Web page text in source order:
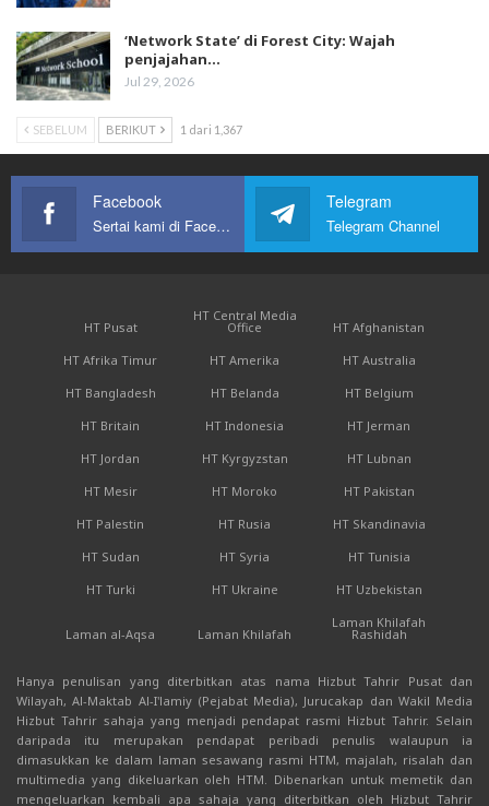
‘Network State’ di Forest City: Wajah
penjajahan…
Jul 29, 2026
SEBELUM BERIKUT 1 dari 1,367
Facebook
Sertai kami di Facebook
Telegram
Telegram Channel
HT Pusat
HT Central Media
Office
HT Afghanistan
HT Afrika Timur
HT Amerika
HT Australia
HT Bangladesh
HT Belanda
HT Belgium
HT Britain
HT Indonesia
HT Jerman
HT Jordan
HT Kyrgyzstan
HT Lubnan
HT Mesir
HT Moroko
HT Pakistan
HT Palestin
HT Rusia
HT Skandinavia
HT Sudan
HT Syria
HT Tunisia
HT Turki
HT Ukraine HT Uzbekistan
Laman al-Aqsa Laman Khilafah
Laman Khilafah
Rashidah
Hanya penulisan yang diterbitkan atas nama Hizbut Tahrir Pusat dan
Wilayah, Al-Maktab Al-I'lamiy (Pejabat Media), Jurucakap dan Wakil Media
Hizbut Tahrir sahaja yang menjadi pendapat rasmi Hizbut Tahrir. Selain
daripada itu merupakan pendapat peribadi penulis walaupun ia
dimasukkan ke dalam laman sesawang rasmi HTM, majalah, risalah dan
multimedia yang dikeluarkan oleh HTM. Dibenarkan untuk memetik dan
mengeluarkan kembali apa sahaja yang diterbitkan oleh Hizbut Tahrir